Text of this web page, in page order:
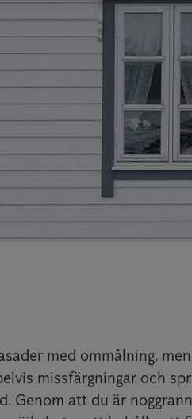
med ommålning,
missfärgningar och
Genom att du är